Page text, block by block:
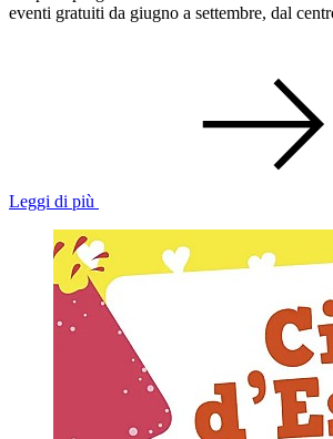
eventi gratuiti da giugno a settembre, dal
Leggi di più